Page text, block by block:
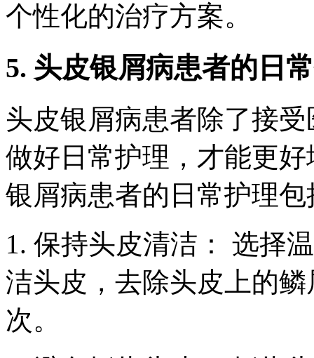
个性化的治疗方案。
5. 头皮银屑病患者的日
头皮银屑病患者除了接
做好日常护理，才能更
银屑病患者的日常护理
1. 保持头皮清洁： 选择
洁头皮，去除头皮上的
次。